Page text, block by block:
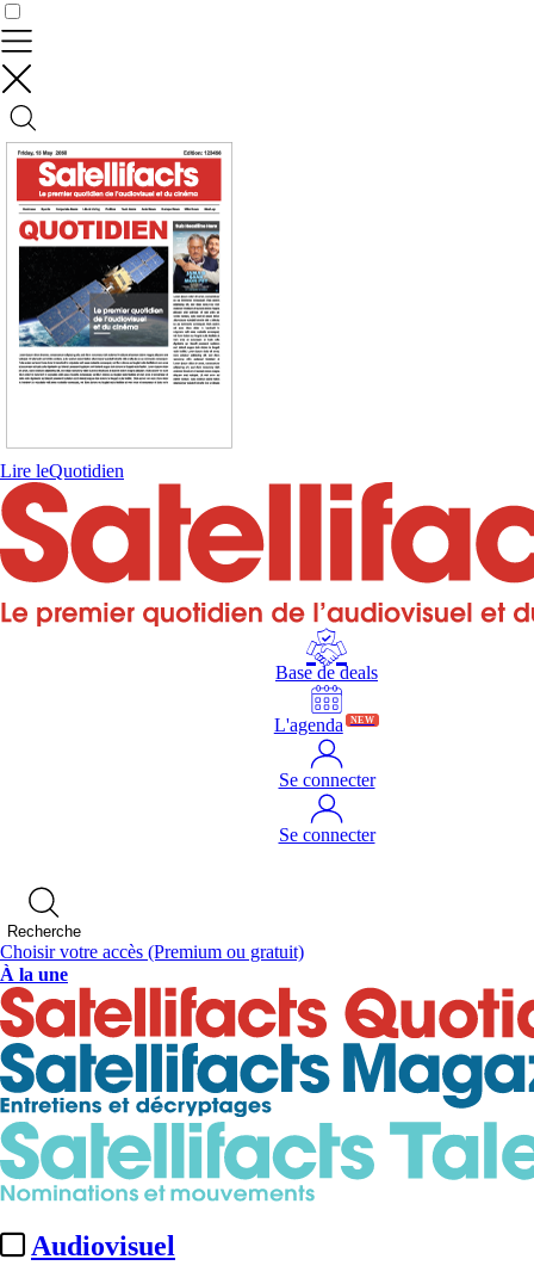
Lire leQuotidien
Base de deals
L'agenda NEW
Se connecter
Se connecter
Recherche
Choisir votre accès (Premium ou gratuit)
À la une
Audiovisuel
Contrôler vos données